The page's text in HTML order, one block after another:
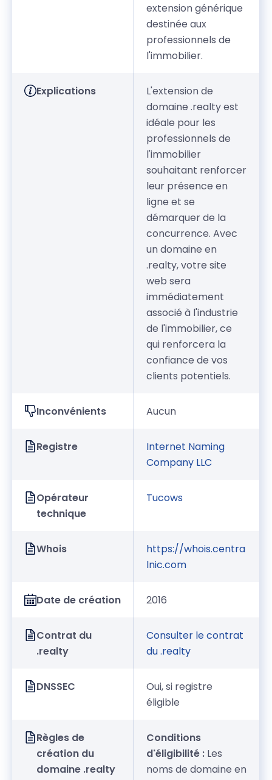
extension générique
destinée aux
professionnels de
l'immobilier.
Explications
L'extension de
domaine .realty est
idéale pour les
professionnels de
l'immobilier
souhaitant renforcer
leur présence en
ligne et se
démarquer de la
concurrence. Avec
un domaine en
.realty, votre site
web sera
immédiatement
associé à l'industrie
de l'immobilier, ce
qui renforcera la
confiance de vos
clients potentiels.
Inconvénients Aucun
Registre
Internet Naming
Company LLC
Opérateur
technique
Tucows
Whois
https://whois.centra
lnic.com
Date de création 2016
Contrat du
.realty
Consulter le contrat
du .realty
DNSSEC
Oui, si registre
éligible
Règles de
création du
domaine .realty
Conditions
d'éligibilité : Les
noms de domaine en